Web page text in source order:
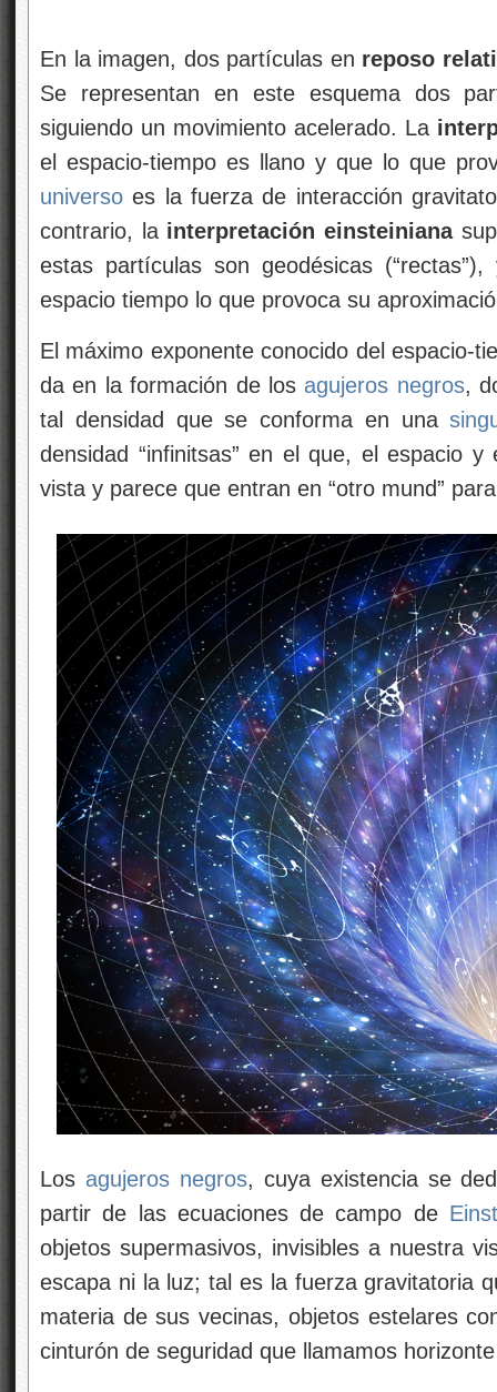
En la imagen, dos partículas en reposo
Se representan en este esquema dos
siguiendo un movimiento acelerado. La
el espacio-tiempo es llano y que lo que
universo es la fuerza de interacción
contrario, la interpretación einsteiniana
estas partículas son geodésicas
espacio tiempo lo que provoca su
El máximo exponente conocido del espacio-
da en la formación de los agujeros negros,
tal densidad que se conforma en una
densidad “infinitsas” en el que, el espacio
vista y parece que entran en “otro mund”
Los agujeros negros, cuya existencia se
partir de las ecuaciones de campo de
objetos supermasivos, invisibles a nuestra
escapa ni la luz; tal es la fuerza gravitatoria
materia de sus vecinas, objetos estelares
cinturón de seguridad que llamamos